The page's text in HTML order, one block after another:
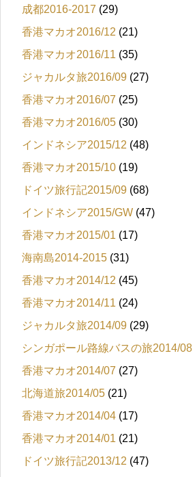
成都2016-2017 (29)
香港マカオ2016/12 (21)
香港マカオ2016/11 (35)
ジャカルタ旅2016/09 (27)
香港マカオ2016/07 (25)
香港マカオ2016/05 (30)
インドネシア2015/12 (48)
香港マカオ2015/10 (19)
ドイツ旅行記2015/09 (68)
インドネシア2015/GW (47)
香港マカオ2015/01 (17)
海南島2014-2015 (31)
香港マカオ2014/12 (45)
香港マカオ2014/11 (24)
ジャカルタ旅2014/09 (29)
シンガポール路線バスの旅2014/08
香港マカオ2014/07 (27)
北海道旅2014/05 (21)
香港マカオ2014/04 (17)
香港マカオ2014/01 (21)
ドイツ旅行記2013/12 (47)